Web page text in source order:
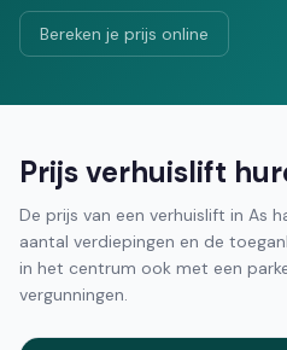
Bereken je prijs online
Prijs verhuislift
De prijs van een verhuislift in As
aantal verdiepingen en de
in het centrum ook met een
vergunningen.